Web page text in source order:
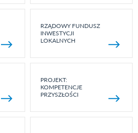
RZĄDOWY FUNDUSZ
INWESTYCJI
LOKALNYCH
PROJEKT:
KOMPETENCJE
PRZYSZŁOŚCI